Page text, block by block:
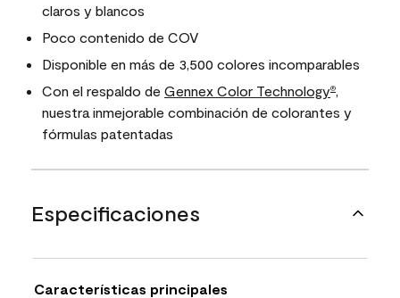
claros y blancos
Poco contenido de COV
Disponible en más de 3,500 colores incomparables
Con el respaldo de Gennex Color Technology®,
nuestra inmejorable combinación de colorantes y
fórmulas patentadas
Especificaciones
Características principales